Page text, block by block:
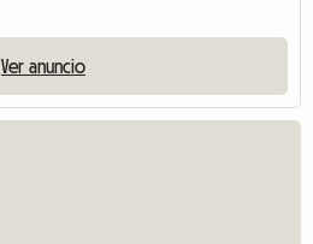
Ver anuncio